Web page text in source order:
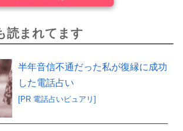
読まれてます
半年音信不通だった私が復縁に成功
した電話占い
[PR 電話占いピュアリ]